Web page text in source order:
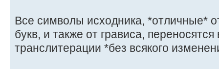
Все символы исходника, *отличные*
букв, и также от грависа, переносятся
транслитерации *без всякого